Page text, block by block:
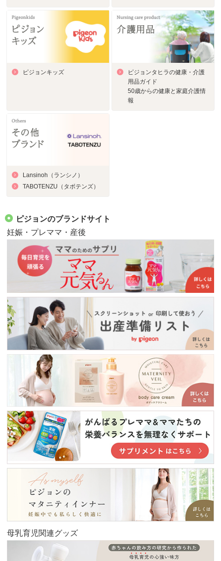
ピジョンキッズ
ピジョンタヒラの健康・介護
用品ガイド
50歳からの健康と家庭介護情
報
Lansinoh（ランシノ）
TABOTENZU（タボテンズ）
ピジョンのブランドサイト
妊娠・プレママ・産後
母乳育児関連グッズ